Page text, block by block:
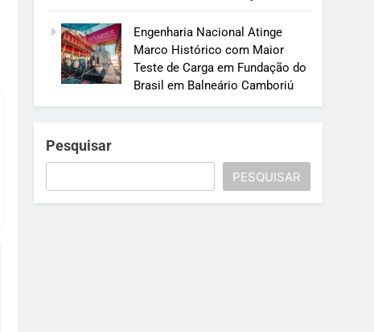
Engenharia Nacional Atinge
Marco Histórico com Maior
Teste de Carga em Fundação do
Brasil em Balneário Camboriú
Pesquisar
PESQUISAR